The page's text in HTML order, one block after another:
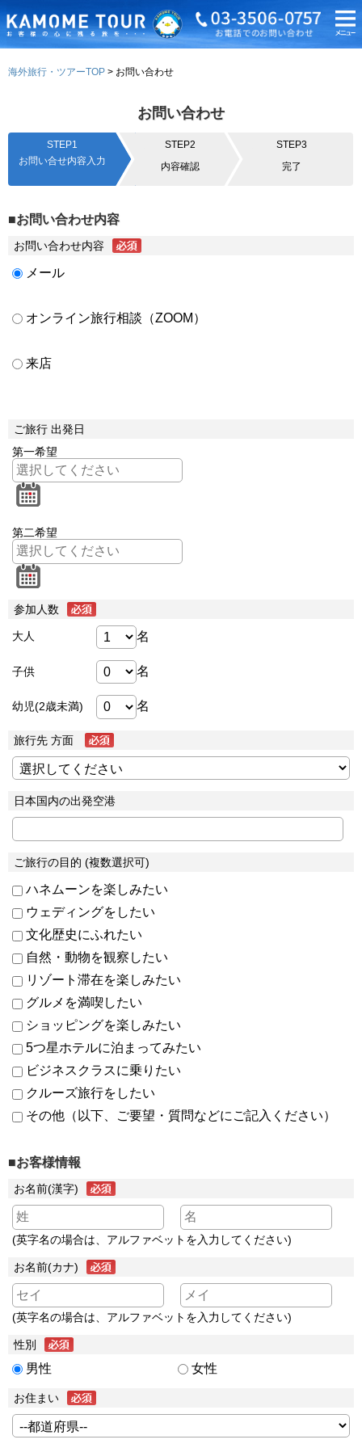
海外旅行・ツアーTOP お問い合わせ
お問い合わせ
STEP1
お問い合せ内容入力
STEP2
内容確認
STEP3
完了
■お問い合わせ内容
お問い合わせ内容
メール
オンライン旅行相談（ZOOM）
来店
ご旅行 出発日
第一希望
第二希望
参加人数
大人 名
子供 名
幼児(2歳未満) 名
旅行先 方面
日本国内の出発空港
ご旅行の目的 (複数選択可)
ハネムーンを楽しみたい
ウェディングをしたい
文化歴史にふれたい
自然・動物を観察したい
リゾート滞在を楽しみたい
グルメを満喫したい
ショッピングを楽しみたい
5つ星ホテルに泊まってみたい
ビジネスクラスに乗りたい
クルーズ旅行をしたい
その他（以下、ご要望・質問などにご記入ください）
■お客様情報
お名前(漢字)
(英字名の場合は、アルファベットを入力してください)
お名前(カナ)
(英字名の場合は、アルファベットを入力してください)
性別
男性 女性
お住まい